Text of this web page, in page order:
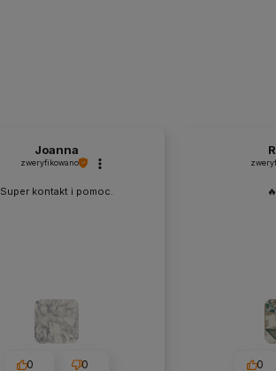
Joanna
zweryfikowano
Super kontakt i pomoc.
0 0 0